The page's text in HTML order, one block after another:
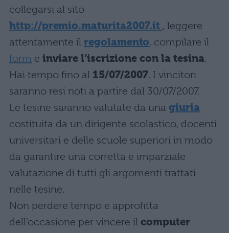
collegarsi al sito
http://premio.maturita2007.it , leggere
attentamente il regolamento, compilare il
form e inviare l’iscrizione con la tesina.
Hai tempo fino al 15/07/2007. I vincitori
saranno resi noti a partire dal 30/07/2007.
Le tesine saranno valutate da una giuria
costituita da un dirigente scolastico, docenti
universitari e delle scuole superiori in modo
da garantire una corretta e imparziale
valutazione di tutti gli argomenti trattati
nelle tesine.
Non perdere tempo e approfitta
dell’occasione per vincere il computer